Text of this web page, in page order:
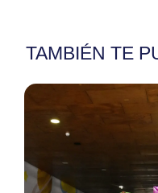
TAMBIÉN TE